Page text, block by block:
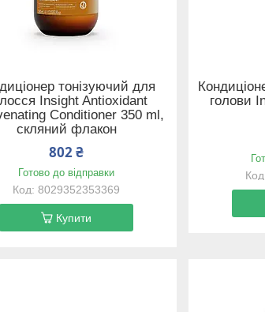
тонізуючий для
Insight Antioxidant
Conditioner 350 ml,
скляний флакон
802 ₴
Готово до відправки
8029352353369
Купити
голови